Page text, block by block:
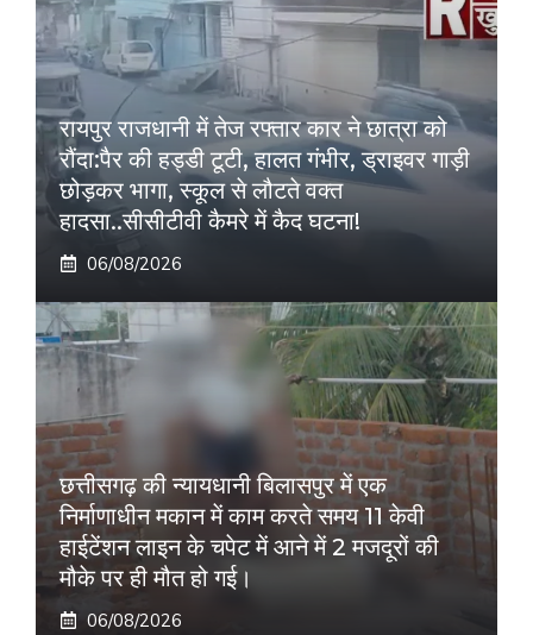
रायपुर राजधानी में तेज रफ्तार कार ने छात्रा को
रौंदा:पैर की हड्डी टूटी, हालत गंभीर, ड्राइवर गाड़ी
छोड़कर भागा, स्कूल से लौटते वक्त
हादसा..सीसीटीवी कैमरे में कैद घटना!
06/08/2026
छत्तीसगढ़ की न्यायधानी बिलासपुर में एक
निर्माणाधीन मकान में काम करते समय 11 केवी
हाईटेंशन लाइन के चपेट में आने में 2 मजदूरों की
मौके पर ही मौत हो गई।
06/08/2026